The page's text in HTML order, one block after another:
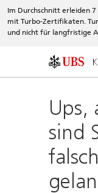
Im Durchschnitt erleiden
mit Turbo-Zertifikaten.
und nicht für langfristige
Ups,
sind